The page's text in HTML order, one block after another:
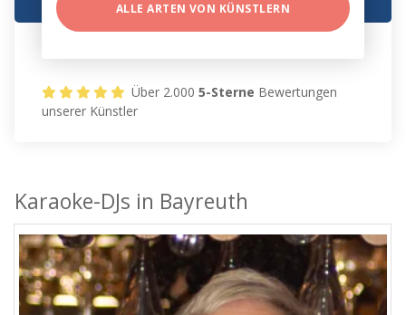
ALLE ARTEN VON KÜNSTLERN
Über 2.0005-Sterne Bewertungen
unserer Künstler
Karaoke-DJs in Bayreuth